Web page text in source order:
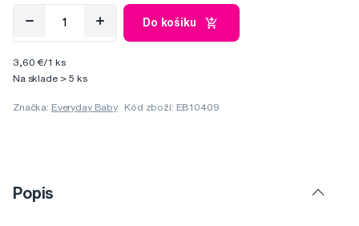
Do košíku
3,60 €/1 ks
Na sklade > 5 ks
Značka: Everyday Baby Kód zboží: EB10409
Popis